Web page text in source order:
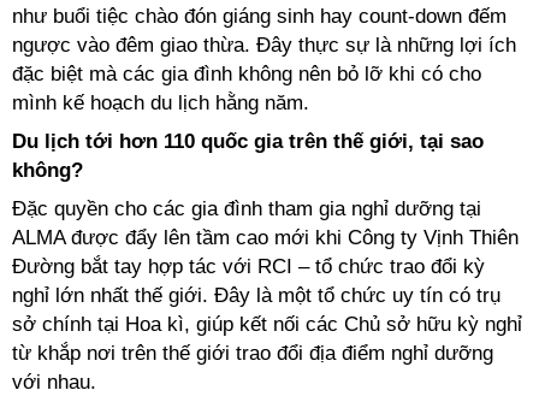
như buổi tiệc chào đón giáng sinh hay count-down đếm
ngược vào đêm giao thừa. Đây thực sự là những lợi ích
đặc biệt mà các gia đình không nên bỏ lỡ khi có cho
mình kế hoạch du lịch hằng năm.
Du lịch tới hơn 110 quốc gia trên thế giới, tại sao
không?
Đặc quyền cho các gia đình tham gia nghỉ dưỡng tại
ALMA được đẩy lên tầm cao mới khi Công ty Vịnh Thiên
Đường bắt tay hợp tác với RCI – tổ chức trao đổi kỳ
nghỉ lớn nhất thế giới. Đây là một tổ chức uy tín có trụ
sở chính tại Hoa kì, giúp kết nối các Chủ sở hữu kỳ nghỉ
từ khắp nơi trên thế giới trao đổi địa điểm nghỉ dưỡng
với nhau.